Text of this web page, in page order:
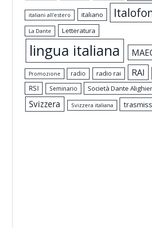
italiani all'estero italiano
La Dante Letteratura
lingua italiana
Promozione radio radio rai RAI
RSI
Seminario Società Dante
Svizzera Svizzera italiana